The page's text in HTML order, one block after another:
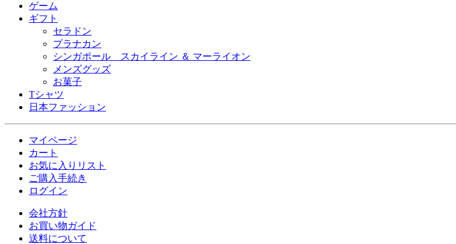
ゲーム
ギフト
セラドン
プラナカン
シンガポール スカイライン ＆ マーライオン
メンズグッズ
お菓子
Tシャツ
日本ファッション
マイページ
カート
お気に入りリスト
ご購入手続き
ログイン
会社方針
お買い物ガイド
送料について